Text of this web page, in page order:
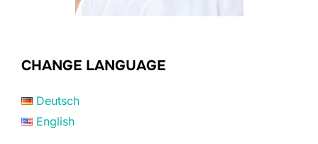
CHANGE LANGUAGE
Deutsch
English